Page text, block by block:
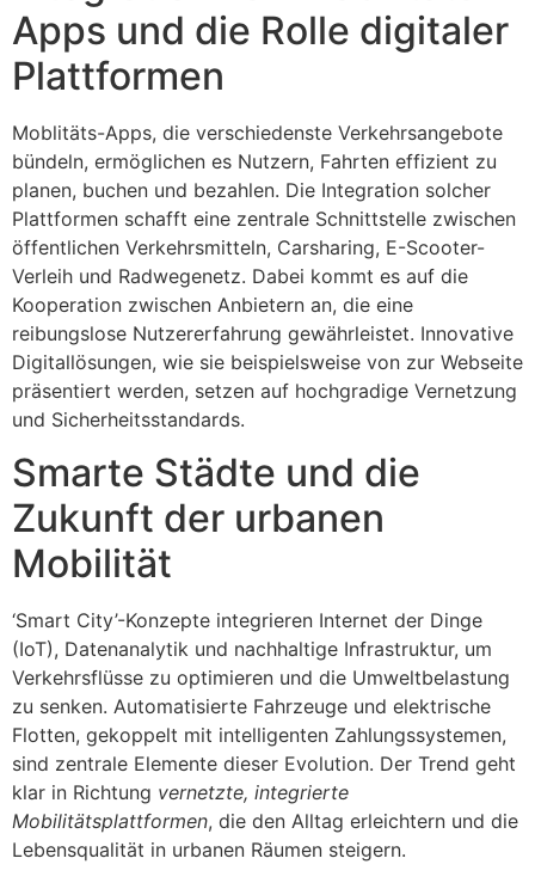
Apps und die Rolle digitaler
Plattformen
Moblitäts-Apps, die verschiedenste Verkehrsangebote
bündeln, ermöglichen es Nutzern, Fahrten effizient zu
planen, buchen und bezahlen. Die Integration solcher
Plattformen schafft eine zentrale Schnittstelle zwischen
öffentlichen Verkehrsmitteln, Carsharing, E-Scooter-
Verleih und Radwegenetz. Dabei kommt es auf die
Kooperation zwischen Anbietern an, die eine
reibungslose Nutzererfahrung gewährleistet. Innovative
Digitallösungen, wie sie beispielsweise von zur Webseite
präsentiert werden, setzen auf hochgradige Vernetzung
und Sicherheitsstandards.
Smarte Städte und die
Zukunft der urbanen
Mobilität
‘Smart City’-Konzepte integrieren Internet der Dinge
(IoT), Datenanalytik und nachhaltige Infrastruktur, um
Verkehrsflüsse zu optimieren und die Umweltbelastung
zu senken. Automatisierte Fahrzeuge und elektrische
Flotten, gekoppelt mit intelligenten Zahlungssystemen,
sind zentrale Elemente dieser Evolution. Der Trend geht
klar in Richtung vernetzte, integrierte
Mobilitätsplattformen, die den Alltag erleichtern und die
Lebensqualität in urbanen Räumen steigern.